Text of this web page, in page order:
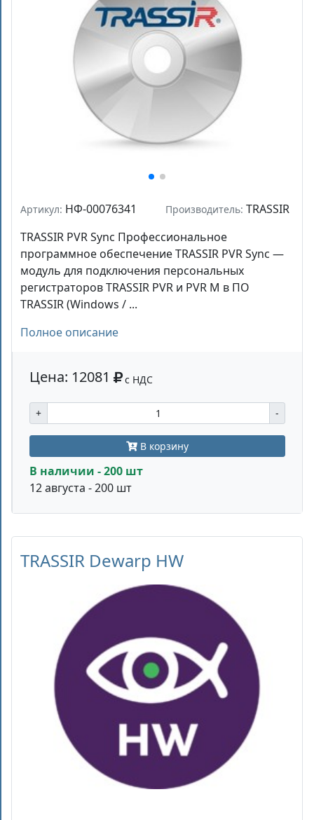
Артикул: НФ-00076341 Производитель: TRASSIR
TRASSIR PVR Sync Профессиональное
программное обеспечение TRASSIR PVR Sync —
модуль для подключения персональных
регистраторов TRASSIR PVR и PVR M в ПО
TRASSIR (Windows / ...
Полное описание
Цена: 12081 с НДС
+ -
В корзину
В наличии - 200 шт
12 августа - 200 шт
TRASSIR Dewarp HW